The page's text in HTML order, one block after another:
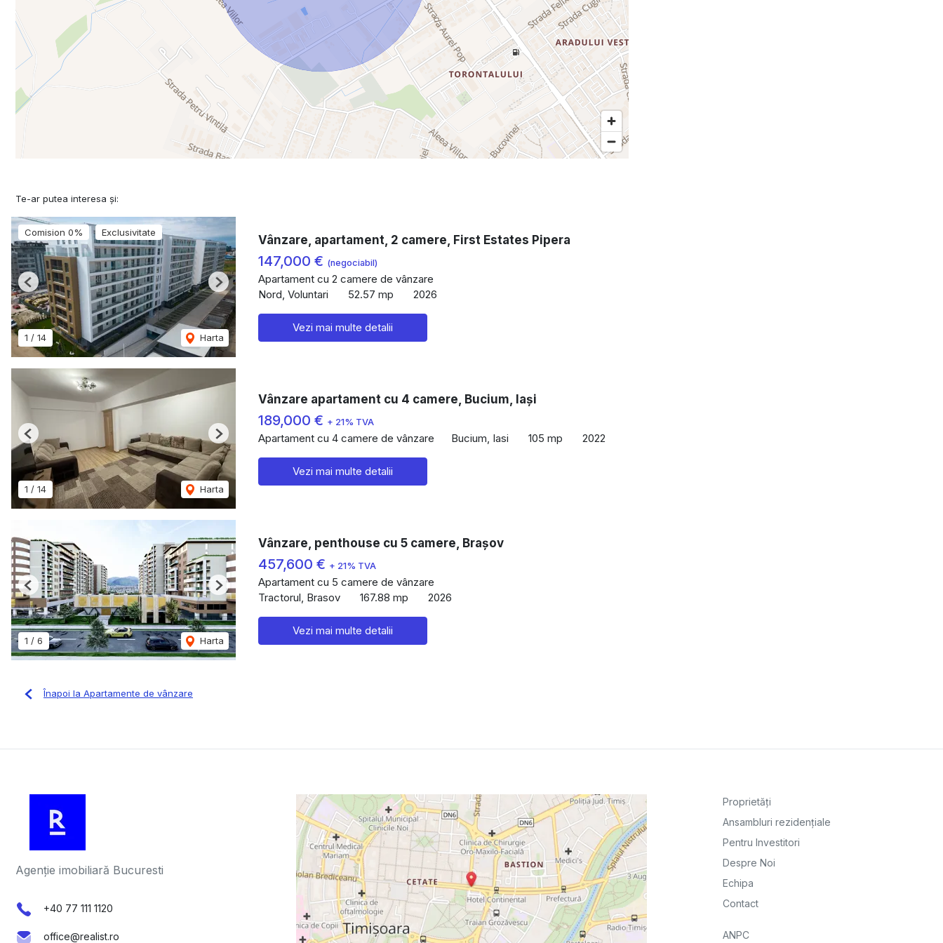
Te-ar putea interesa și:
Comision 0% Exclusivitate
1 / 14 Harta
Previous Next
Vânzare, apartament, 2 camere, First Estates Pipera
147,000 € (negociabil)
Apartament cu 2 camere de vânzare
Nord, Voluntari
52.57 mp 2026
Vezi mai multe detalii
1 / 14 Harta
Previous Next
Vânzare apartament cu 4 camere, Bucium, Iași
189,000 € + 21% TVA
Apartament cu 4 camere de vânzare Bucium, Iasi 105 mp 2022
Vezi mai multe detalii
1 / 6 Harta
Previous Next
Vânzare, penthouse cu 5 camere, Brașov
457,600 € + 21% TVA
Apartament cu 5 camere de vânzare
Tractorul, Brasov
167.88 mp 2026
Vezi mai multe detalii
Înapoi la Apartamente de vânzare
Agenție imobiliară Bucuresti
+40 77 111 1120
office@realist.ro
Proprietăți
Ansambluri rezidențiale
Pentru Investitori
Despre Noi
Echipa
Contact
ANPC